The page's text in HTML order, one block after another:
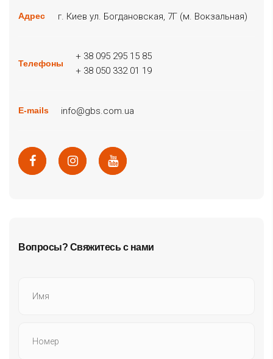
Адрес г. Киев ул. Богдановская, 7Г (м. Вокзальная)
Телефоны
+ 38 095 295 15 85
+ 38 050 332 01 19
E-mails info@gbs.com.ua
Вопросы? Свяжитесь с нами